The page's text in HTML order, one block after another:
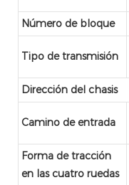
Número de bloque
Tipo de transmisión
Dirección del chasis
Camino de entrada
Forma de tracción
en las cuatro ruedas